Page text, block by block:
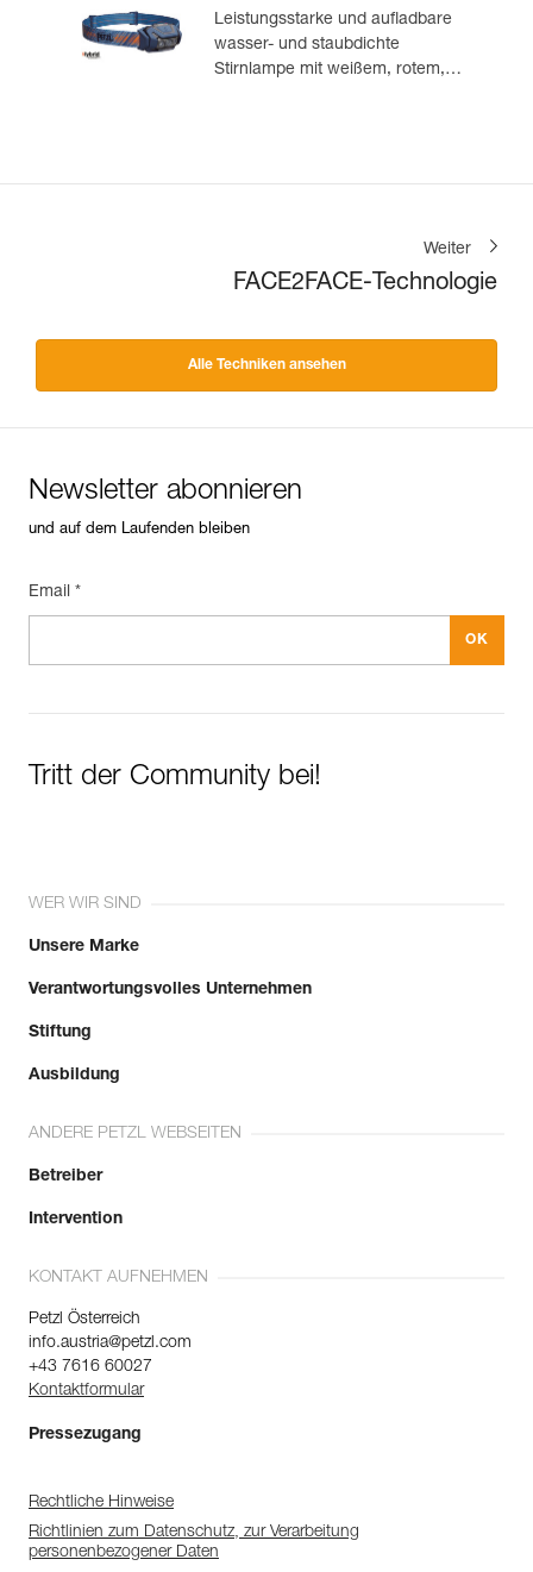
Leistungsstarke und aufladbare
wasser- und staubdichte
Stirnlampe mit weißem, rotem,
Weiter
FACE2FACE-Technologie
Alle Techniken ansehen
Newsletter abonnieren
und auf dem Laufenden bleiben
Email *
Tritt der Community bei!
WER WIR SIND
Unsere Marke
Verantwortungsvolles Unternehmen
Stiftung
Ausbildung
ANDERE PETZL WEBSEITEN
Betreiber
Intervention
KONTAKT AUFNEHMEN
Petzl Österreich
info.austria@petzl.com
+43 7616 60027
Kontaktformular
Pressezugang
Rechtliche Hinweise
Richtlinien zum Datenschutz, zur Verarbeitung
personenbezogener Daten